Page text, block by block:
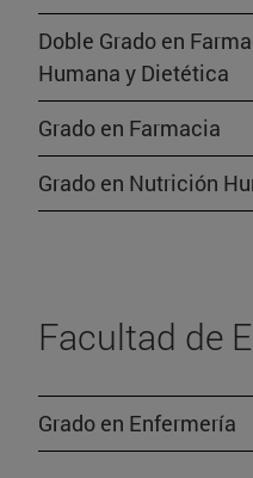
Doble Grado en
Humana y Dietética
Grado en Farmacia
Grado en Nutrición
Facultad de
Grado en Enfermería